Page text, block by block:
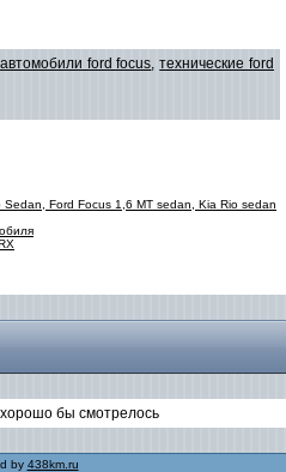
автомобили ford focus,технические ford
Ford Focus 1,6 MT sedan, Kia Rio sedan
бы смотрелось
by 438km.ru